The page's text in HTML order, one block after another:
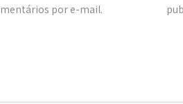
por e-mail.